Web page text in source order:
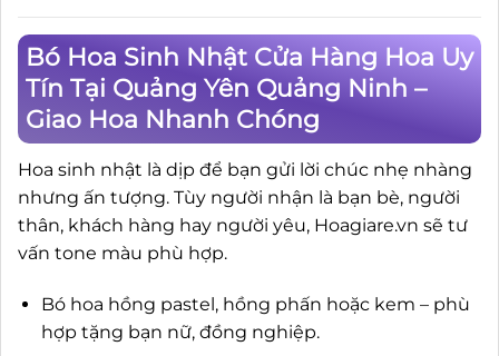
Bó Hoa Sinh Nhật Cửa Hàng Hoa Uy
Tín Tại Quảng Yên Quảng Ninh –
Giao Hoa Nhanh Chóng
Hoa sinh nhật là dịp để bạn gửi lời chúc nhẹ nhàng
nhưng ấn tượng. Tùy người nhận là bạn bè, người
thân, khách hàng hay người yêu, Hoagiare.vn sẽ tư
vấn tone màu phù hợp.
Bó hoa hồng pastel, hồng phấn hoặc kem – phù
hợp tặng bạn nữ, đồng nghiệp.